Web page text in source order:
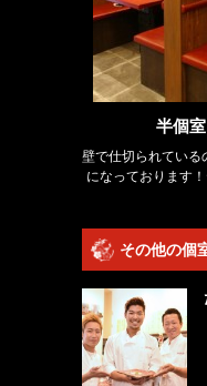
半個室
壁で仕切られている
になっております
その他の個